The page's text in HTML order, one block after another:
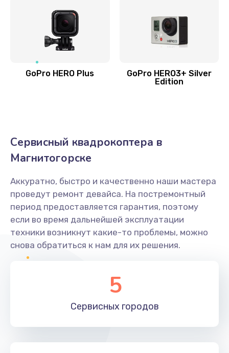
GoPro HERO Plus
GoPro HERO3+ Silver
Edition
Сервисный квадрокоптера в
Магнитогорске
Аккуратно, быстро и качественно наши мастера
проведут ремонт девайса. На постремонтный
период предоставляется гарантия, поэтому
если во время дальнейшей эксплуатации
техники возникнут какие-то проблемы, можно
снова обратиться к нам для их решения.
5
Сервисных городов